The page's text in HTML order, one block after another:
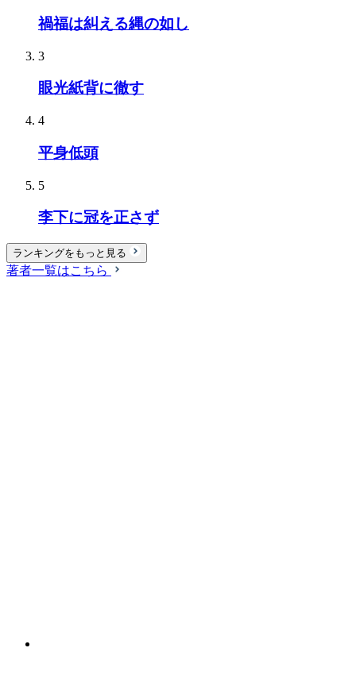
禍福は糾える縄の如し
3
眼光紙背に徹す
4
平身低頭
5
李下に冠を正さず
ランキングをもっと見る
著者一覧はこちら